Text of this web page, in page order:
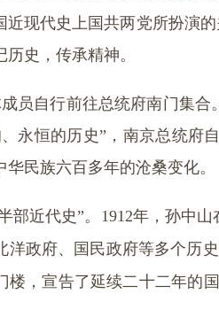
近现代史上国共两党所扮演
史，传承精神。
员自行前往总统府南门集
永恒的历史”，南京总统府
民族六百多年的沧桑变化。
部近代史”。 1912年，孙中山
洋政府、国民政府等多个历
楼，宣告了延续二十二年的